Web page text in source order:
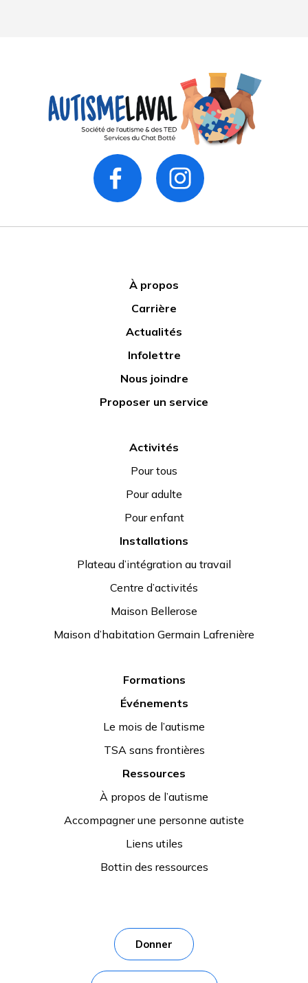
À propos
Carrière
Actualités
Infolettre
Nous joindre
Proposer un service
Activités
Pour tous
Pour adulte
Pour enfant
Installations
Plateau d’intégration au travail
Centre d’activités
Maison Bellerose
Maison d’habitation Germain Lafrenière
Formations
Événements
Le mois de l’autisme
TSA sans frontières
Ressources
À propos de l’autisme
Accompagner une personne autiste
Liens utiles
Bottin des ressources
Donner